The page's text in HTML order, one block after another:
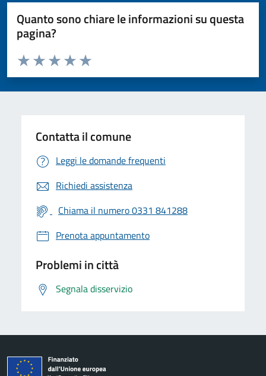
Quanto sono chiare le informazioni su questa
pagina?
Valuta da 1 a 5 stelle la pagina
Valuta 5 stelle su 5
Valuta 4 stelle su 5
Valuta 3 stelle su 5
Valuta 2 stelle su 5
Valuta 1 stelle su 5
Contatta il comune
Leggi le domande frequenti
Richiedi assistenza
Chiama il numero 0331 841288
Prenota appuntamento
Problemi in città
Segnala disservizio